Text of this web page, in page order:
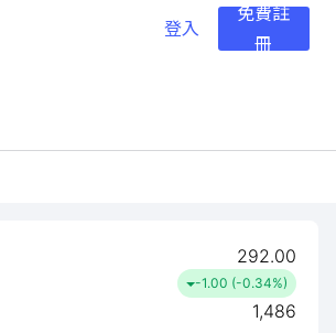
登入
免費註
冊
292.00
-1.00 (-0.34%)
1,486